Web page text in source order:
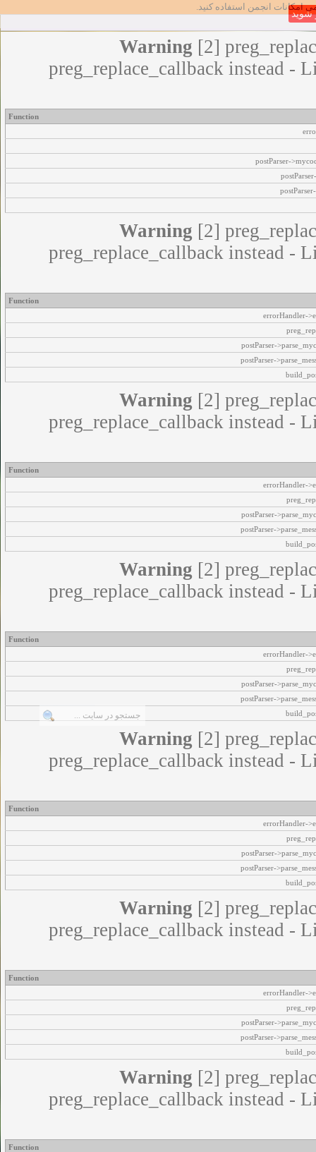
امکانات انجمن استفاده کنید.
Warning [2]
preg_replace_callback instead -
Function
postParser-
Warning [2]
preg_replace_callback instead -
Function
errorHandler-
postParser-
postParser-
Warning [2]
preg_replace_callback instead -
Function
errorHandler-
postParser-
postParser-
Warning [2]
preg_replace_callback instead -
Function
errorHandler-
postParser-
postParser-
Warning [2]
preg_replace_callback instead -
Function
errorHandler-
postParser-
postParser-
Warning [2]
preg_replace_callback instead -
Function
errorHandler-
postParser-
postParser-
Warning [2]
preg_replace_callback instead -
Function